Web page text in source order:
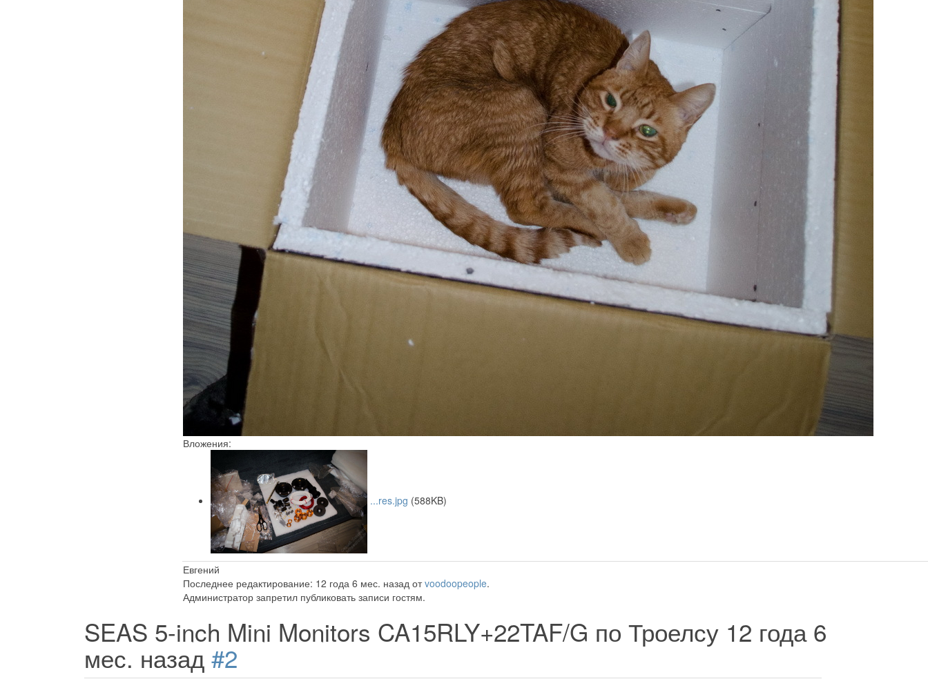
Вложения:
...res.jpg (588KB)
Евгений
Последнее редактирование: 12 года 6 мес. назад отvoodoopeople.
Администратор запретил публиковать записи гостям.
SEAS 5-inch Mini Monitors CA15RLY+22TAF/G по Троелсу 12 года 6
мес. назад #2